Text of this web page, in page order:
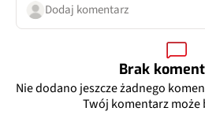
Dodaj komentarz
Brak
Nie dodano jeszcze żadnego
Twój komentarz może